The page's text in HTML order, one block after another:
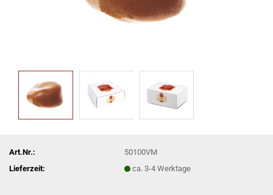
Art.Nr.:
50100VM
Lieferzeit:
ca. 3-4 Werktage